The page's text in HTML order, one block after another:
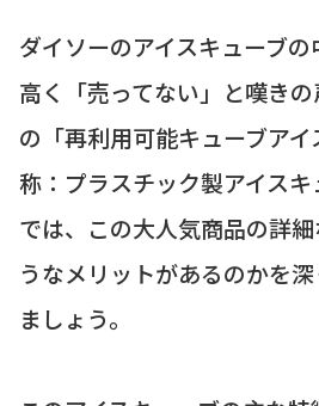
ダイソーのアイスキューブ
高く「売ってない」と嘆き
の「再利用可能キューブア
称：プラスチック製アイスキ
では、この大人気商品の詳
うなメリットがあるのかを
ましょう。